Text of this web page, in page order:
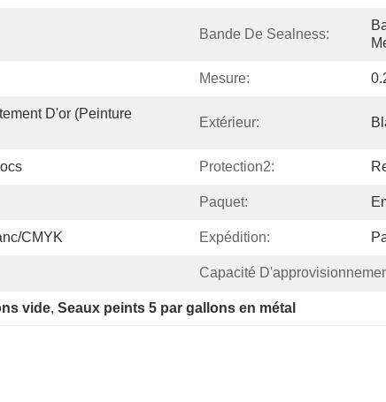
Bande De Sealness:
Mesure:
D'or (peinture
Extérieur:
Protection2:
Paquet:
CMYK Expédition:
Capacité
vide, Seaux peints 5 par gallons en métal